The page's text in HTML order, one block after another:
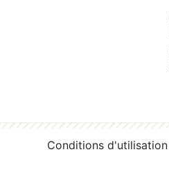
Conditions d'utilisation